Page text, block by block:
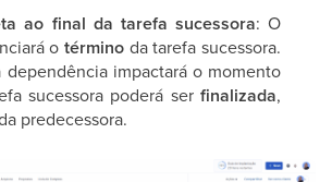
ao final da tarefa sucessora: O
o término da tarefa sucessora.
dependência impactará o momento
sucessora poderá ser finalizada,
predecessora.